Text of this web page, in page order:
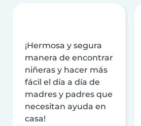
¡Hermosa y segura
manera de encontrar
niñeras y hacer más
fácil el día a día de
madres y padres que
necesitan ayuda en
casa!